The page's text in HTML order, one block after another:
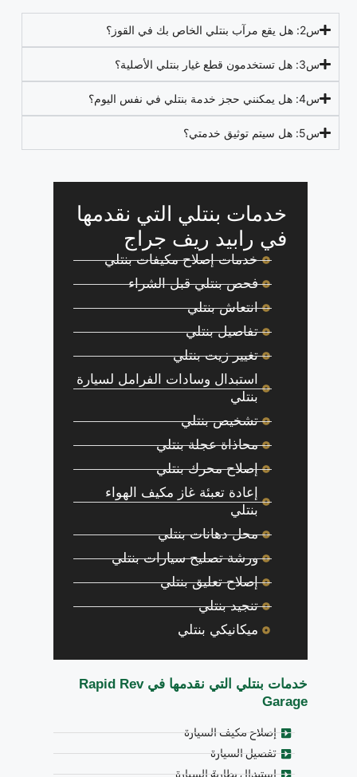
س2: هل يقع مرآب بنتلي الخاص بك في القوز؟
س3: هل تستخدمون قطع غيار بنتلي الأصلية؟
س4: هل يمكنني حجز خدمة بنتلي في نفس اليوم؟
س5: هل سيتم توثيق خدمتي؟
خدمات بنتلي التي نقدمها
في رابيد ريف جراج
خدمات إصلاح مكيفات بنتلي
فحص بنتلي قبل الشراء
انتعاش بنتلي
تفاصيل بنتلي
تغيير زيت بنتلي
استبدال وسادات الفرامل لسيارة
بنتلي
تشخيص بنتلي
محاذاة عجلة بنتلي
إصلاح محرك بنتلي
إعادة تعبئة غاز مكيف الهواء
بنتلي
محل دهانات بنتلي
ورشة تصليح سيارات بنتلي
إصلاح تعليق بنتلي
تنجيد بنتلي
ميكانيكي بنتلي
خدمات بنتلي التي نقدمها في Rapid Rev
Garage
إصلاح مكيف السيارة
تفصيل السيارة
استبدال بطارية السيارة